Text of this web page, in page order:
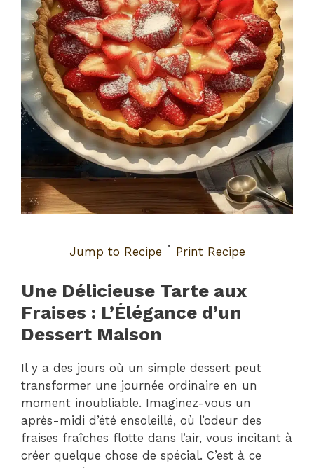
Jump to Recipe · Print Recipe
Une Délicieuse Tarte aux
Fraises : L’Élégance d’un
Dessert Maison
Il y a des jours où un simple dessert peut
transformer une journée ordinaire en un
moment inoubliable. Imaginez-vous un
après-midi d’été ensoleillé, où l’odeur des
fraises fraîches flotte dans l’air, vous incitant à
créer quelque chose de spécial. C’est à ce